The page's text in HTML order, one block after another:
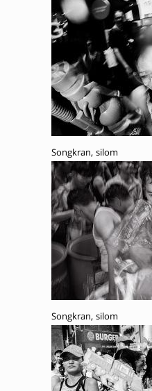
Songkran, silom
Songkran, silom